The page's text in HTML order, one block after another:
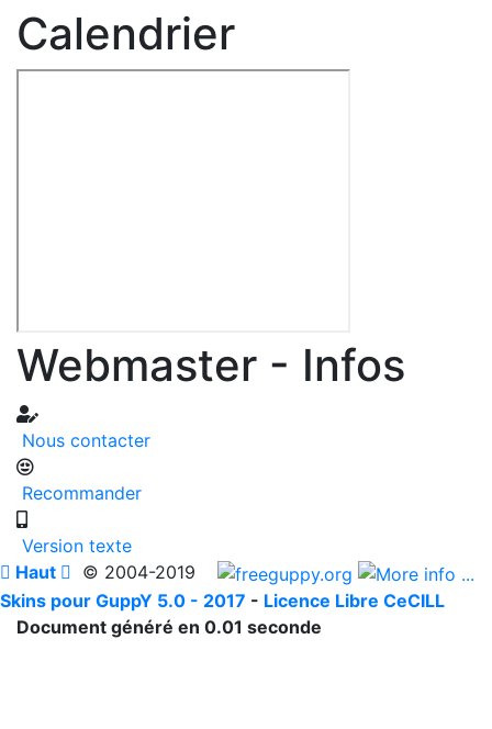
Calendrier
Webmaster - Infos
Nous contacter
Recommander
Version texte
 Haut  © 2004-2019
Skins pour GuppY 5.0 - 2017 - Licence Libre CeCILL
Document généré en 0.01 seconde